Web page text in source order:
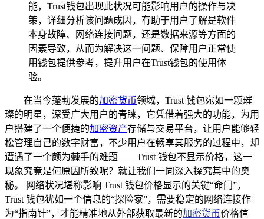
能，Trust钱包出现此状况可能影响用户的操作与决
策，详细分析该问题成因，有助于用户了解是软件
本身故障、网络连接问题，还是数据来源等方面的
因素导致，从而为解决这一问题、保障用户正常使
用钱包提供参考，提升用户在Trust钱包的使用体
验。
在当今蓬勃发展的加密货币领域，Trust 钱包宛如一颗璀
璨的明星，深受广大用户的青睐，它凭借着强大的功能，为用
户搭建了一个便捷的加密资产存储与交易平台，让用户能够轻
松管理自己的数字财富，不少用户在畅享其服务的过程中，却
遭遇了一个颇为棘手的难题——Trust 钱包不显示价格，这一
现象究竟是何原因所致呢？就让我们一同深入探究其中的奥
秘。 网络状况堪称影响 Trust 钱包价格显示的关键“命门”，
Trust 钱包犹如一个信息的“探险家”，需要稳定的网络连接作
为“指南针”，才能精准地从外部获取最新的加密货币价格信